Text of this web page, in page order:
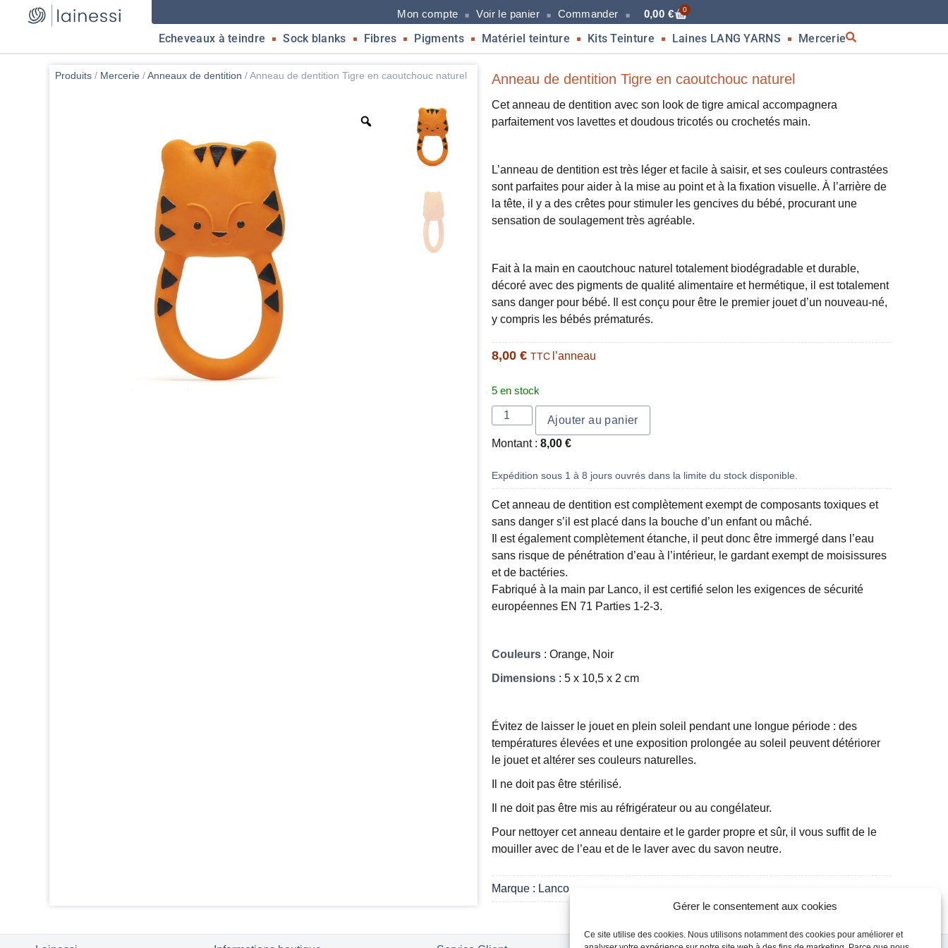
Gérer le consentement aux cookies
Ce site utilise des cookies. Nous utilisons notamment des cookies pour améliorer et
Mon compte Voir le panier Commander 0,00 € 0
Echeveaux à teindre Sock blanks Fibres Pigments Matériel teinture Kits Teinture Laines LANG YARNS Mercerie
Produits / Mercerie /Anneaux de dentition /Anneau de dentition Tigre en caoutchouc naturel Anneau de dentition Tigre en caoutchouc naturel
Cet anneau de dentition avec son look de tigre amical accompagnera
parfaitement vos lavettes et doudous tricotés ou crochetés main.
L’anneau de dentition est très léger et facile à saisir, et ses couleurs contrastées
sont parfaites pour aider à la mise au point et à la fixation visuelle. À l’arrière de
la tête, il y a des crêtes pour stimuler les gencives du bébé, procurant une
sensation de soulagement très agréable.
Fait à la main en caoutchouc naturel totalement biodégradable et durable,
décoré avec des pigments de qualité alimentaire et hermétique, il est totalement
sans danger pour bébé. Il est conçu pour être le premier jouet d’un nouveau-né,
y compris les bébés prématurés.
8,00 € TTC l’anneau
5 en stock
Ajouter au panier
Montant : 8,00 €
Expédition sous 1 à 8 jours ouvrés dans la limite du stock disponible.
Cet anneau de dentition est complètement exempt de composants toxiques et
sans danger s’il est placé dans la bouche d’un enfant ou mâché.
Il est également complètement étanche, il peut donc être immergé dans l’eau
sans risque de pénétration d’eau à l’intérieur, le gardant exempt de moisissures
et de bactéries.
Fabriqué à la main par Lanco, il est certifié selon les exigences de sécurité
européennes EN 71 Parties 1-2-3.
Couleurs : Orange, Noir
Dimensions : 5 x 10,5 x 2 cm
Évitez de laisser le jouet en plein soleil pendant une longue période : des
températures élevées et une exposition prolongée au soleil peuvent détériorer
le jouet et altérer ses couleurs naturelles.
Il ne doit pas être stérilisé.
Il ne doit pas être mis au réfrigérateur ou au congélateur.
Pour nettoyer cet anneau dentaire et le garder propre et sûr, il vous suffit de le
mouiller avec de l’eau et de le laver avec du savon neutre.
Marque : Lanco